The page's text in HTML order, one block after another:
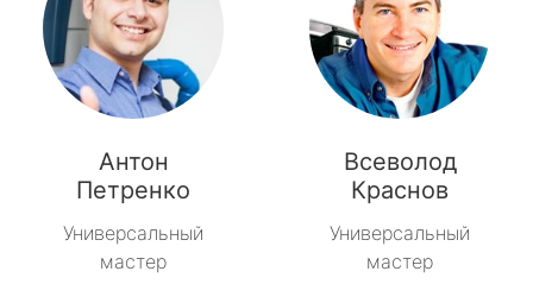
Антон
Петренко
Универсальный
мастер
Всеволод
Краснов
Универсальный
мастер